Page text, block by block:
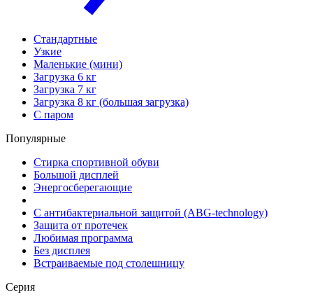
Стандартные
Узкие
Маленькие (мини)
Загрузка 6 кг
Загрузка 7 кг
Загрузка 8 кг (большая загрузка)
С паром
Популярные
Стирка спортивной обуви
Большой дисплей
Энергосберегающие
С антибактериальной защитой (ABG-technology)
Защита от протечек
Любимая программа
Без дисплея
Встраиваемые под столешницу
Серия